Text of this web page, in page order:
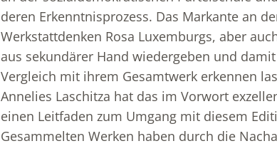
deren Erkenntnisprozess. Das Markante an
Werkstattdenken Rosa Luxemburgs, aber
aus sekundärer Hand wiedergeben und
Vergleich mit ihrem Gesamtwerk erkennen
Annelies Laschitza hat das im Vorwort
einen Leitfaden zum Umgang mit diesem
Gesammelten Werken haben durch die